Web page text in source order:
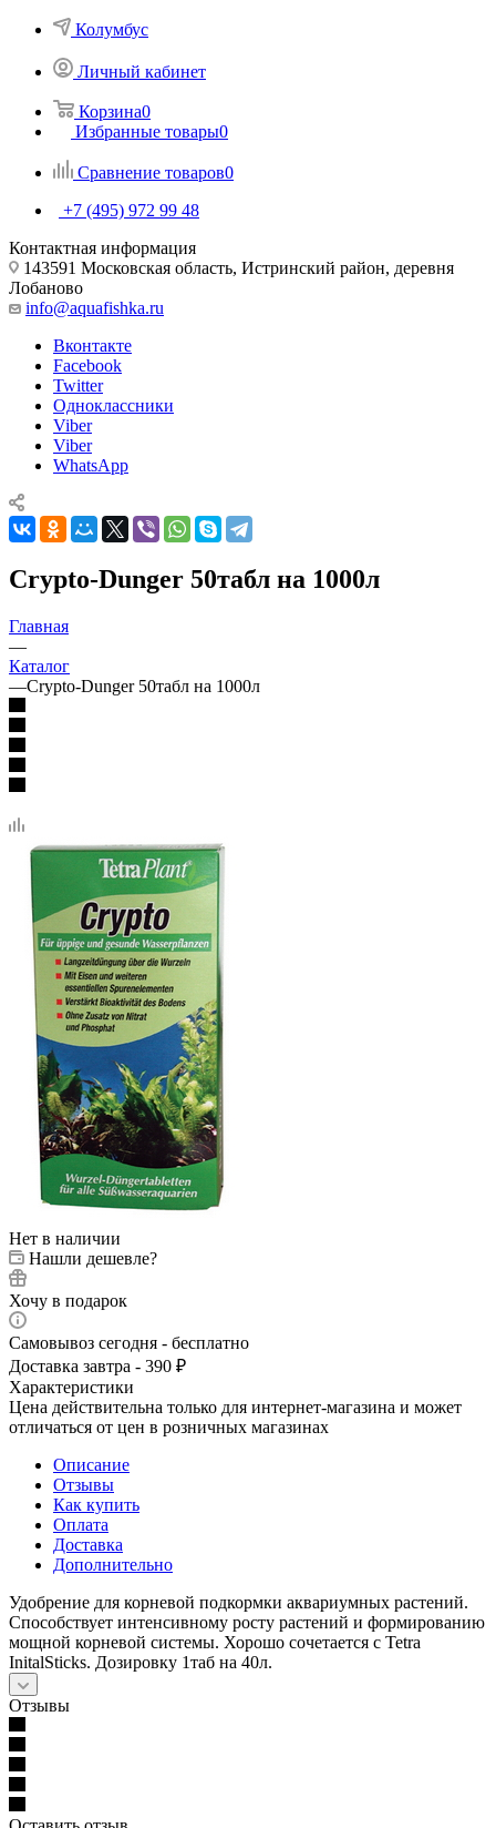
Колумбус
Личный кабинет
Корзина0
Избранные товары0
Сравнение товаров0
+7 (495) 972 99 48
Контактная информация
143591 Московская область, Истринский район, деревня
Лобаново
info@aquafishka.ru
Вконтакте
Facebook
Twitter
Одноклассники
Viber
Viber
WhatsApp
Crypto-Dunger 50табл на 1000л
Главная
—
Каталог
—Crypto-Dunger 50табл на 1000л
Нет в наличии
Нашли дешевле?
Хочу в подарок
Самовывоз сегодня - бесплатно
Доставка завтра - 390 ₽
Характеристики
Цена действительна только для интернет-магазина и может
отличаться от цен в розничных магазинах
Описание
Отзывы
Как купить
Оплата
Доставка
Дополнительно
Удобрение для корневой подкормки аквариумных растений.
Способствует интенсивному росту растений и формированию
мощной корневой системы. Хорошо сочетается с Tetra
InitalSticks. Дозировку 1таб на 40л.
Отзывы